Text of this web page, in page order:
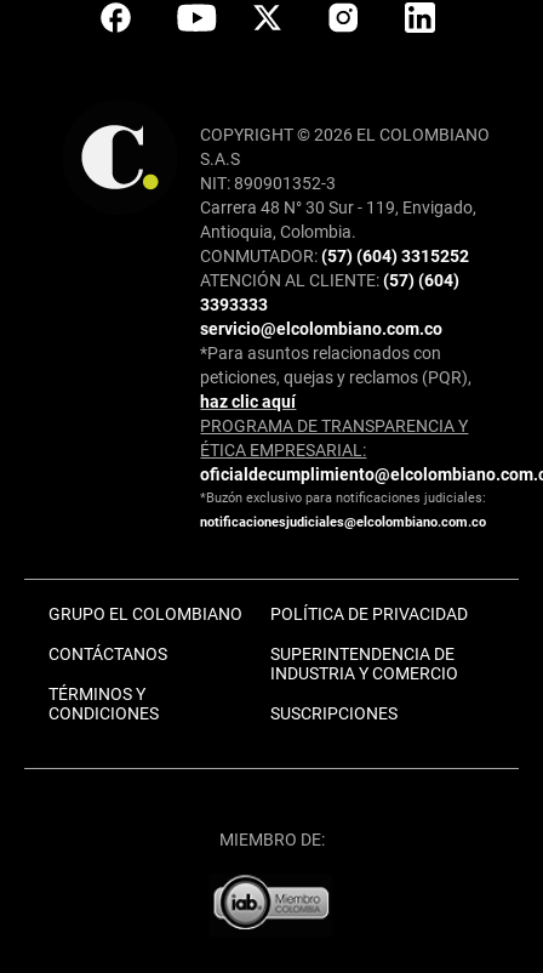
COPYRIGHT © 2026 EL COLOMBIANO
S.A.S
NIT: 890901352-3
Carrera 48 N° 30 Sur - 119, Envigado,
Antioquia, Colombia.
CONMUTADOR:(57) (604) 3315252
ATENCIÓN AL CLIENTE:(57) (604)
3393333
servicio@elcolombiano.com.co
*Para asuntos relacionados con
peticiones, quejas y reclamos (PQR),
haz clic aquí
PROGRAMA DE TRANSPARENCIA Y
ÉTICA EMPRESARIAL:
*Buzón exclusivo para notificaciones judiciales:
notificacionesjudiciales@elcolombiano.com.co
GRUPO EL COLOMBIANO
CONTÁCTANOS
TÉRMINOS Y
CONDICIONES
POLÍTICA DE PRIVACIDAD
SUPERINTENDENCIA DE
INDUSTRIA Y COMERCIO
SUSCRIPCIONES
MIEMBRO DE: